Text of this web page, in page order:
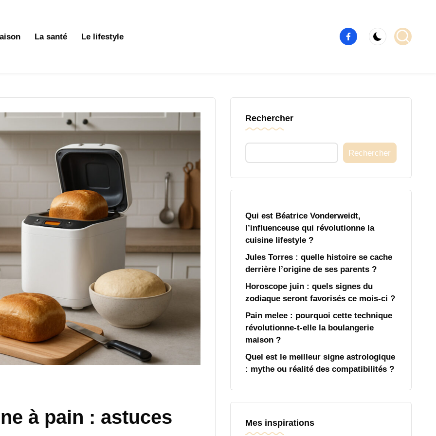
La santé Le lifestyle
Élément
de
à pain : astuces
Rechercher
Rechercher
Qui est Béatrice Vonderweidt,
l’influenceuse qui révolutionne la
cuisine lifestyle ?
Jules Torres : quelle histoire se cache
derrière l’origine de ses parents ?
Horoscope juin : quels signes du
zodiaque seront favorisés ce mois-ci ?
Pain melee : pourquoi cette technique
révolutionne-t-elle la boulangerie
maison ?
Quel est le meilleur signe astrologique
: mythe ou réalité des compatibilités ?
Mes inspirations